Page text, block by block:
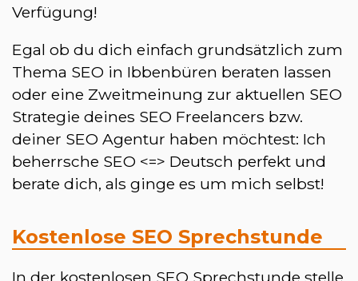
Verfügung!
Egal ob du dich einfach grundsätzlich zum
Thema SEO in Ibbenbüren beraten lassen
oder eine Zweitmeinung zur aktuellen SEO
Strategie deines SEO Freelancers bzw.
deiner SEO Agentur haben möchtest: Ich
beherrsche SEO <=> Deutsch perfekt und
berate dich, als ginge es um mich selbst!
Kostenlose SEO Sprechstunde
In der kostenlosen SEO Sprechstunde stelle